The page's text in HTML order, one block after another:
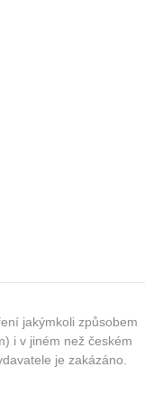
jakýmkoli způsobem
i v jiném než českém
je zakázáno.